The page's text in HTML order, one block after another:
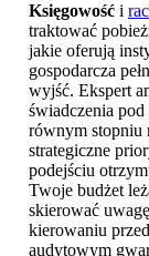
Księgowość i
traktować
jakie oferują
gospodarcza
wyjść. Ekspert
świadczenia
równym stopniu
strategiczne
podejściu
Twoje budżet
skierować
kierowaniu
audytowym